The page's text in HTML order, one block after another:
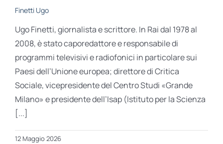
Finetti Ugo
Ugo Finetti, giornalista e scrittore. In Rai dal 1978 al
2008, è stato caporedattore e responsabile di
programmi televisivi e radiofonici in particolare sui
Paesi dell’Unione europea; direttore di Critica
Sociale, vicepresidente del Centro Studi «Grande
Milano» e presidente dell’Isap (Istituto per la Scienza
[...]
12 Maggio 2026